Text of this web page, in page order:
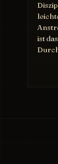
ist